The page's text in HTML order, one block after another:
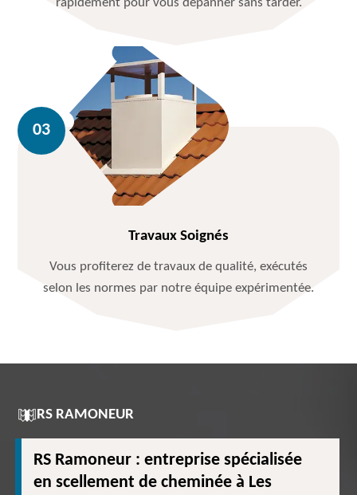
rapidement pour vous dépanner sans tarder.
Travaux Soignés
Vous profiterez de travaux de qualité, exécutés
selon les normes par notre équipe expérimentée.
RS RAMONEUR
RS Ramoneur : entreprise spécialisée
en scellement de cheminée à Les